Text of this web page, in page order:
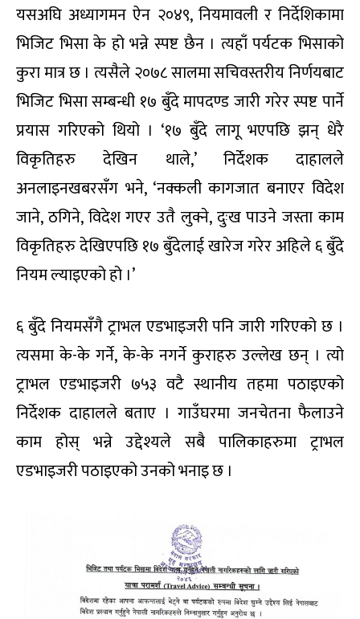
यसअघि अध्यागमन ऐन २०४९, नियमावली र निर्देशिकामा
भिजिट भिसा के हो भन्ने स्पष्ट छैन । त्यहाँ पर्यटक भिसाको
कुरा मात्र छ । त्यसैले २०७८ सालमा सचिवस्तरीय निर्णयबाट
भिजिट भिसा सम्बन्धी १७ बुँदे मापदण्ड जारी गरेर स्पष्ट पार्ने
प्रयास गरिएको थियो । ‘१७ बुँदे लागू भएपछि झन् धेरै
विकृतिहरु देखिन थाले,’ निर्देशक दाहालले
अनलाइनखबरसँग भने, ‘नक्कली कागजात बनाएर विदेश
जाने, ठगिने, विदेश गएर उतै लुक्ने, दुःख पाउने जस्ता काम
विकृतिहरु देखिएपछि १७ बुँदेलाई खारेज गरेर अहिले ६ बुँदे
नियम ल्याइएको हो ।’
६ बुँदे नियमसँगै ट्राभल एडभाइजरी पनि जारी गरिएको छ ।
त्यसमा के-के गर्ने, के-के नगर्ने कुराहरु उल्लेख छन् । त्यो
ट्राभल एडभाइजरी ७५३ वटै स्थानीय तहमा पठाइएको
निर्देशक दाहालले बताए । गाउँघरमा जनचेतना फैलाउने
काम होस् भन्ने उद्देश्यले सबै पालिकाहरुमा ट्राभल
एडभाइजरी पठाइएको उनको भनाइ छ ।